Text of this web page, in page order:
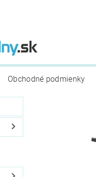
Obchodné podmienky